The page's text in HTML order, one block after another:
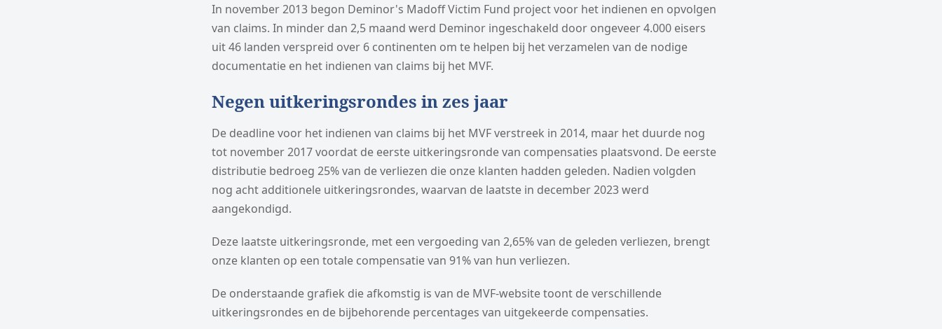
In november 2013 begon Deminor's Madoff Victim Fund project voor het indienen en opvolgen
van claims. In minder dan 2,5 maand werd Deminor ingeschakeld door ongeveer 4.000 eisers
uit 46 landen verspreid over 6 continenten om te helpen bij het verzamelen van de nodige
documentatie en het indienen van claims bij het MVF.
Negen uitkeringsrondes in zes jaar
De deadline voor het indienen van claims bij het MVF verstreek in 2014, maar het duurde nog
tot november 2017 voordat de eerste uitkeringsronde van compensaties plaatsvond. De eerste
distributie bedroeg 25% van de verliezen die onze klanten hadden geleden. Nadien volgden
nog acht additionele uitkeringsrondes, waarvan de laatste in december 2023 werd
aangekondigd.
Deze laatste uitkeringsronde, met een vergoeding van 2,65% van de geleden verliezen, brengt
onze klanten op een totale compensatie van 91% van hun verliezen.
De onderstaande grafiek die afkomstig is van de MVF-website toont de verschillende
uitkeringsrondes en de bijbehorende percentages van uitgekeerde compensaties.